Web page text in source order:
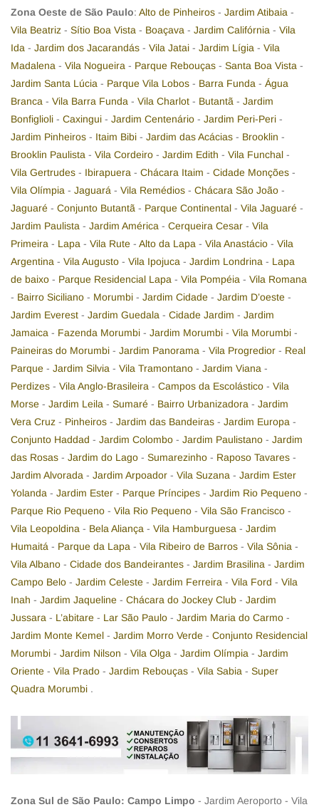
Zona Oeste de São Paulo: Alto de Pinheiros - Jardim Atibaia -
Vila Beatriz - Sítio Boa Vista - Boaçava - Jardim Califórnia - Vila
Ida - Jardim dos Jacarandás - Vila Jatai - Jardim Lígia - Vila
Madalena - Vila Nogueira - Parque Rebouças - Santa Boa Vista -
Jardim Santa Lúcia - Parque Vila Lobos - Barra Funda - Água
Branca - Vila Barra Funda - Vila Charlot - Butantã - Jardim
Bonfiglioli - Caxingui - Jardim Centenário - Jardim Peri-Peri -
Jardim Pinheiros - Itaim Bibi - Jardim das Acácias - Brooklin -
Brooklin Paulista - Vila Cordeiro - Jardim Edith - Vila Funchal -
Vila Gertrudes - Ibirapuera - Chácara Itaim - Cidade Monções -
Vila Olímpia - Jaguará - Vila Remédios - Chácara São João -
Jaguaré - Conjunto Butantã - Parque Continental - Vila Jaguaré -
Jardim Paulista - Jardim América - Cerqueira Cesar - Vila
Primeira - Lapa - Vila Rute - Alto da Lapa - Vila Anastácio - Vila
Argentina - Vila Augusto - Vila Ipojuca - Jardim Londrina - Lapa
de baixo - Parque Residencial Lapa - Vila Pompéia - Vila Romana
- Bairro Siciliano - Morumbi - Jardim Cidade - Jardim D’oeste -
Jardim Everest - Jardim Guedala - Cidade Jardim - Jardim
Jamaica - Fazenda Morumbi - Jardim Morumbi - Vila Morumbi -
Paineiras do Morumbi - Jardim Panorama - Vila Progredior - Real
Parque - Jardim Silvia - Vila Tramontano - Jardim Viana -
Perdizes - Vila Anglo-Brasileira - Campos da Escolástico - Vila
Morse - Jardim Leila - Sumaré - Bairro Urbanizadora - Jardim
Vera Cruz - Pinheiros - Jardim das Bandeiras - Jardim Europa -
Conjunto Haddad - Jardim Colombo - Jardim Paulistano - Jardim
das Rosas - Jardim do Lago - Sumarezinho - Raposo Tavares -
Jardim Alvorada - Jardim Arpoador - Vila Suzana - Jardim Ester
Yolanda - Jardim Ester - Parque Príncipes - Jardim Rio Pequeno -
Parque Rio Pequeno - Vila Rio Pequeno - Vila São Francisco -
Vila Leopoldina - Bela Aliança - Vila Hamburguesa - Jardim
Humaitá - Parque da Lapa - Vila Ribeiro de Barros - Vila Sônia -
Vila Albano - Cidade dos Bandeirantes - Jardim Brasilina - Jardim
Campo Belo - Jardim Celeste - Jardim Ferreira - Vila Ford - Vila
Inah - Jardim Jaqueline - Chácara do Jockey Club - Jardim
Jussara - L’abitare - Lar São Paulo - Jardim Maria do Carmo -
Jardim Monte Kemel - Jardim Morro Verde - Conjunto Residencial
Morumbi - Jardim Nilson - Vila Olga - Jardim Olímpia - Jardim
Oriente - Vila Prado - Jardim Rebouças - Vila Sabia - Super
Quadra Morumbi .
Zona Sul de São Paulo: Campo Limpo - Jardim Aeroporto - Vila